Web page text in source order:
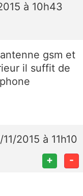
à 10h43
gsm et
il suffit de
2015 à 11h10
+ -